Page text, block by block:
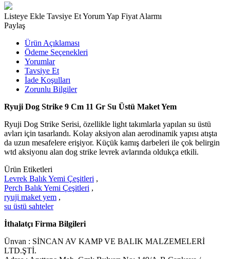
Listeye Ekle Tavsiye EtYorum Yap Fiyat Alarmı
Paylaş
Ürün Açıklaması
Ödeme Seçenekleri
Yorumlar
Tavsiye Et
İade Koşulları
Zorunlu Bilgiler
Ryuji Dog Strike 9 Cm 11 Gr Su Üstü Maket Yem
Ryuji Dog Strike Serisi, özellikle light takımlarla yapılan su üstü
avları için tasarlandı. Kolay aksiyon alan aerodinamik yapısı atışta
da uzun mesafelere erişiyor. Küçük kamış darbeleri ile çok belirgin
wtd aksiyonu alan dog strike levrek avlarında oldukça etkili.
Ürün Etiketleri
Levrek Balık Yemi Çeşitleri ,
Perch Balık Yemi Çeşitleri ,
ryuji maket yem ,
su üstü sahteler
İthalatçı Firma Bilgileri
Ünvan : SİNCAN AV KAMP VE BALIK MALZEMELERİ
LTD.ŞTİ.